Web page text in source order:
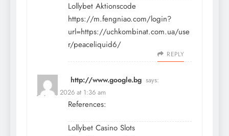
Lollybet Aktionscode
https://m.fengniao.com/login?
url=https://uchkombinat.com.ua/use
r/peaceliquid6/
REPLY
http://www.google.bg says:
July 15, 2026 at 1:36 am
References:
Lollybet Casino Slots